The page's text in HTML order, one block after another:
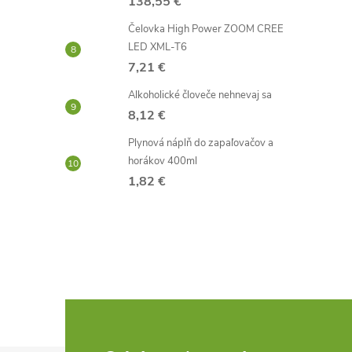
Čelovka High Power ZOOM CREE
LED XML-T6
7,21 €
Alkoholické človeče nehnevaj sa
8,12 €
Plynová náplň do zapaľovačov a
horákov 400ml
1,82 €